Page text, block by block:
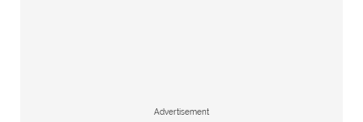
Advertisement